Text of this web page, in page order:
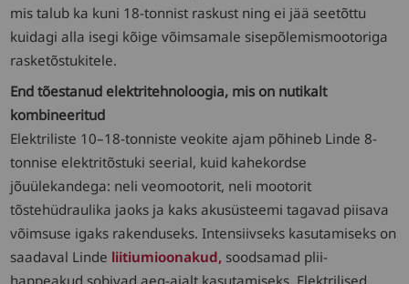
mis talub ka kuni 18-tonnist raskust ning ei jää seetõttu
kuidagi alla isegi kõige võimsamale sisepõlemismootoriga
rasketõstukitele.
End tõestanud elektritehnoloogia, mis on nutikalt
kombineeritud
Elektriliste 10–18-tonniste veokite ajam põhineb Linde 8-
tonnise elektritõstuki seerial, kuid kahekordse
jõuülekandega: neli veomootorit, neli mootorit
tõstehüdraulika jaoks ja kaks akusüsteemi tagavad piisava
võimsuse igaks rakenduseks. Intensiivseks kasutamiseks on
saadaval Linde liitiumioonakud, soodsamad plii-
happeakud sobivad aeg-ajalt kasutamiseks. Elektrilised